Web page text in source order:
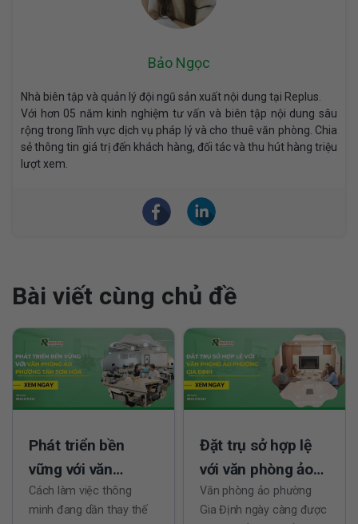
Bảo Ngọc
Nhà biên tập và quản lý đội ngũ sản xuất nội dung tại Replus.
Với hơn 05 năm kinh nghiệm tư vấn và biên tập nội dung sâu
rộng trong lĩnh vực dịch vụ pháp lý và cho thuê văn phòng. Chia
sẻ thông tin giá trị đến khách hàng, đối tác và thu hút hàng triệu
lượt xem.
Bài viết cùng chủ đề
Phát triển bền
vững với văn
phòng ảo phường
Tân Sơn Hòa
Cách làm việc thông
minh đang dần thay thế
Đặt trụ sở hợp lệ
với văn phòng ảo
phường Gia Định
Văn phòng ảo phường
Gia Định ngày càng được